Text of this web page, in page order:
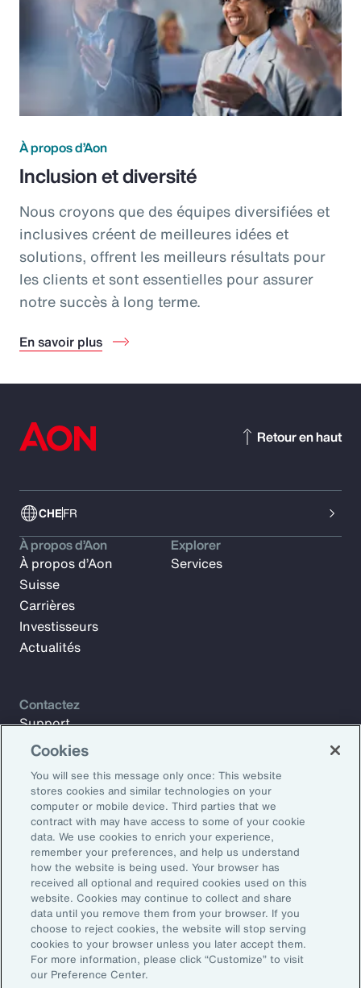
À propos d’Aon
Inclusion et diversité
Nous croyons que des équipes diversifiées et
inclusives créent de meilleures idées et
solutions, offrent les meilleurs résultats pour
les clients et sont essentielles pour assurer
notre succès à long terme.
En savoir plus
CHEFR
Retour en haut
Abonnez-vous à Aon Insights pour recevoir chaque semaine
des articles, rapports et mises à jour de nos experts.
Adresse e-mail:
S’abonner
À propos d’Aon
À propos d’Aon
Suisse
Carrières
Investisseurs
Actualités
Explorer
Services
Contactez
Support
Contactez-nous
©2026 Aon plc. All rights reserved.
Declaration de confidentialitéMentions légales
Conditions généralesPréférences d'e-mail
Cookies
You will see this message only once: This website
stores cookies and similar technologies on your
computer or mobile device. Third parties that we
contract with may have access to some of your cookie
data. We use cookies to enrich your experience,
remember your preferences, and help us understand
how the website is being used. Your browser has
received all optional and required cookies used on this
website. Cookies may continue to collect and share
data until you remove them from your browser. If you
choose to reject cookies, the website will stop serving
cookies to your browser unless you later accept them.
For more information, please click “Customize” to visit
our Preference Center.